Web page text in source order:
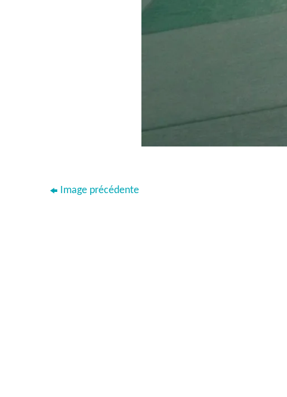
Image précédente